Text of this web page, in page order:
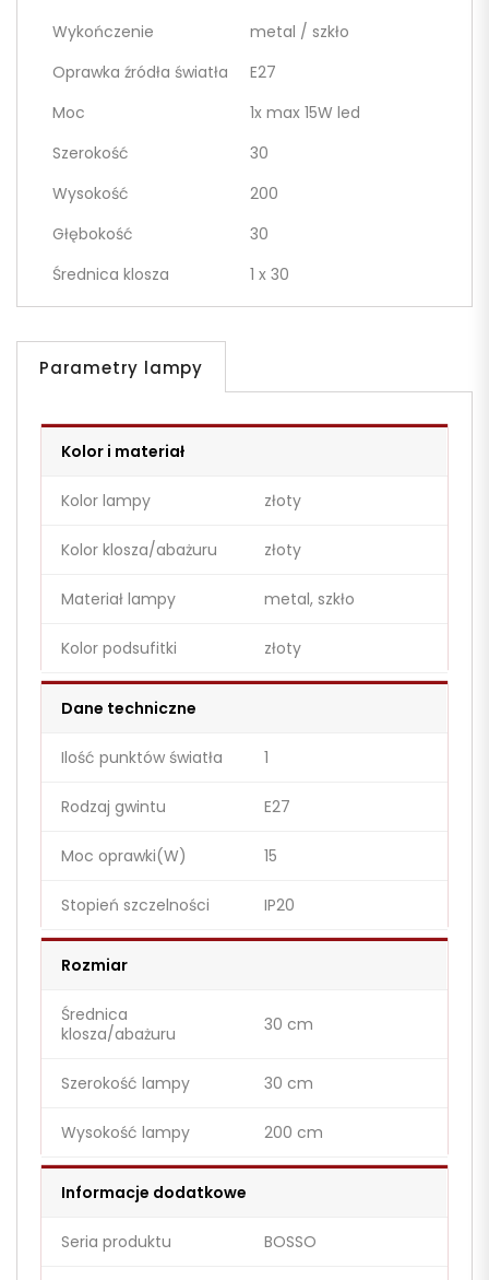
Wykończenie
metal / szkło
Oprawka źródła światła
E27
Moc
1x max 15W led
Szerokość
30
Wysokość
200
Głębokość
30
Średnica klosza
1 x 30
Parametry lampy
Kolor i materiał
Kolor lampy złoty
Kolor klosza/abażuru złoty
Materiał lampy metal, szkło
Kolor podsufitki złoty
Dane techniczne
Ilość punktów światła 1
Rodzaj gwintu E27
Moc oprawki(W) 15
Stopień szczelności IP20
Rozmiar
Średnica
klosza/abażuru
30 cm
Szerokość lampy 30 cm
Wysokość lampy 200 cm
Informacje dodatkowe
Seria produktu BOSSO